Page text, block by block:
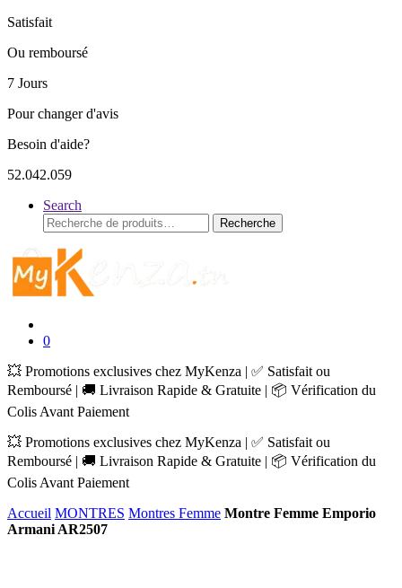
Satisfait
Ou remboursé
7 Jours
Pour changer d'avis
Besoin d'aide?
52.042.059
Search
Recherche
pour :
Recherche
0
💥 Promotions exclusives chez MyKenza | ✅ Satisfait ou
Remboursé | 🚚 Livraison Rapide & Gratuite | 📦 Vérification du
Colis Avant Paiement
💥 Promotions exclusives chez MyKenza | ✅ Satisfait ou
Remboursé | 🚚 Livraison Rapide & Gratuite | 📦 Vérification du
Colis Avant Paiement
Accueil MONTRES Montres Femme Montre Femme Emporio
Armani AR2507